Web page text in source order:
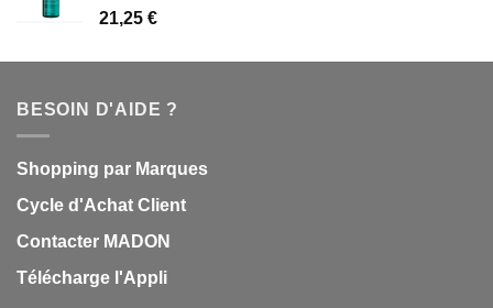
21,25 €
BESOIN D'AIDE ?
Shopping par Marques
Cycle d'Achat Client
Contacter MADON
Télécharge l'Appli